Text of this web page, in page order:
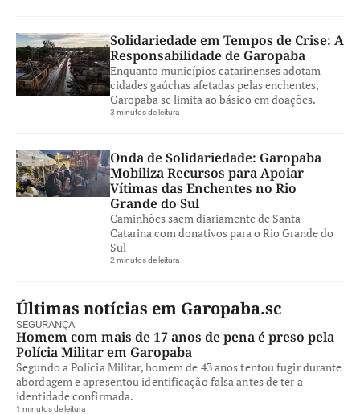
Solidariedade em Tempos de Crise: A
Responsabilidade de Garopaba
Enquanto municípios catarinenses adotam
cidades gaúchas afetadas pelas enchentes,
Garopaba se limita ao básico em doações.
3 minutos de leitura
Onda de Solidariedade: Garopaba
Mobiliza Recursos para Apoiar
Vítimas das Enchentes no Rio
Grande do Sul
Caminhões saem diariamente de Santa
Catarina com donativos para o Rio Grande do
Sul
2 minutos de leitura
Últimas notícias em Garopaba.sc
SEGURANÇA
Homem com mais de 17 anos de pena é preso pela
Polícia Militar em Garopaba
Segundo a Polícia Militar, homem de 43 anos tentou fugir durante
abordagem e apresentou identificação falsa antes de ter a
identidade confirmada.
1 minutos de leitura